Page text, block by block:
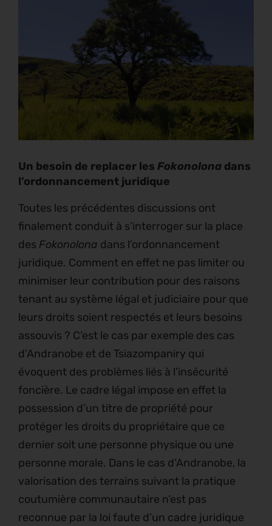
Un besoin de replacer les Fokonolona dans
l’ordonnancement juridique
Toutes les précédentes discussions ont
finalement conduit à s’interroger sur la place
des Fokonolona dans l’ordonnancement
juridique. Comment en effet ne pas limiter ou
minimiser leur contribution pour des raisons
tenant au système légal et judiciaire pour que
leurs droits soient respectés et leurs besoins
assouvis ? C’est le cas par exemple des cas
d’Andranobe et de Tsiazompaniry qui
évoquent des problèmes liés à l’insécurité
foncière. Le cadre légal impose en effet la
possession d’un titre de propriété pour
protéger les droits du propriétaire que ce
dernier soit une personne physique ou une
personne morale. Dans le cas d’Andranobe, la
valorisation des terrains suivant la pratique
coutumière communautaire n’est pas
reconnue par la loi faute d’un cadre juridique